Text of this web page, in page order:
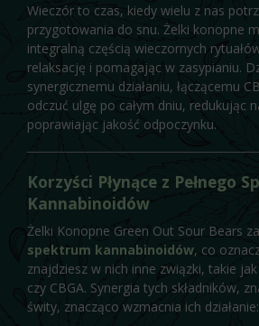
Wieczór to czas, kiedy wielu z nas
przygotowania do snu. Żelki konopne
integralną częścią wieczornych
relaksację i pomagając w zasypianiu.
synergicznemu działaniu, łączącemu
odczuć ulgę po całym dniu, redukując
poprawiając jakość odpoczynku.
Korzyści Płynące z Pełnego
Kannabinoidów
Żelki Konopne Green Out Sour Bears
spektrum kannabinoidów, co
znajdziesz w nich inne związki, takie jak
czy CBGA. Synergia tych składników,
świty, znacząco wzmacnia ich działanie: